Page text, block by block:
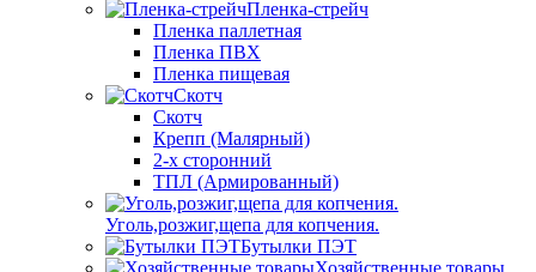
Пленка-стрейч
Пленка паллетная
Пленка ПВХ
Пленка пищевая
Скотч
Скотч
Крепп (Малярный)
2-х сторонний
ТПЛ (Армированный)
Уголь,розжиг,щепа для копчения.
Бутылки ПЭТ
Хозяйственные товары